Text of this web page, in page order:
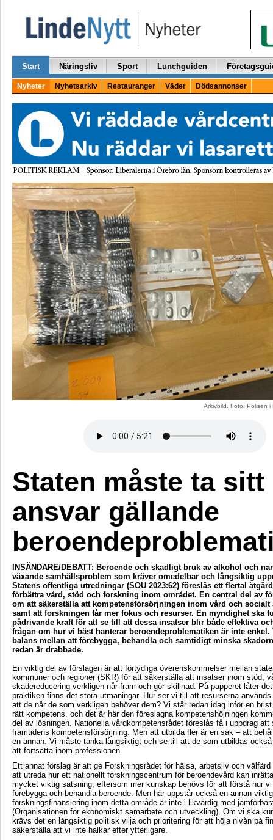
Start Näringsliv Sport Lunchguiden
Nyheter Nyhetsarkiv Restauranger Väder Dödsannonser
Arkivbild. Foto: Polisen
Staten måste ta sitt
ansvar gällande
INSÄNDARE/DEBATT: Beroende och skadligt bruk av alkohol och
växande samhällsproblem som kräver omedelbar och långsiktig
Statens offentliga utredningar (SOU 2023:62) föreslås ett flertal
förbättra vård, stöd och forskning inom området. En central del av
om att säkerställa att kompetensförsörjningen inom vård och socialt
samt att forskningen får mer fokus och resurser. En myndighet ska
pådrivande kraft för att se till att dessa insatser blir både effektiva
frågan om hur vi bäst hanterar beroendeproblematiken är inte enkel.
balans mellan att förebygga, behandla och samtidigt minska
redan är drabbade.
En viktig del av förslagen är att förtydliga överenskommelser mellan
kommuner och regioner (SKR) för att säkerställa att insatser inom stöd,
skadereducering verkligen når fram och gör skillnad. På papperet låter
praktiken finns det stora utmaningar. Hur ser vi till att resurserna
att de når de som verkligen behöver dem? Vi står redan idag inför en
rätt kompetens, och det är här den föreslagna kompetenshöjningen
del av lösningen. Nationella vårdkompetensrådet föreslås få i uppdrag att
framtidens kompetensförsörjning. Men att utbilda fler är en sak – att
en annan. Vi måste tänka långsiktigt och se till att de som utbildas
att fortsätta inom professionen.
Ett annat förslag är att ge Forskningsrådet för hälsa, arbetsliv och välfärd
att utreda hur ett nationellt forskningscentrum för beroendevård kan
mycket viktig satsning, eftersom mer kunskap behövs för att förstå hur
förebygga och behandla beroende. Men här uppstår också en annan
forskningsfinansiering inom detta område är inte i likvärdig med
(Organisationen för ekonomiskt samarbete och utveckling). Om vi ska
krävs det en långsiktig politisk vilja och prioritering för att höja nivån på
säkerställa att vi inte halkar efter ytterligare.